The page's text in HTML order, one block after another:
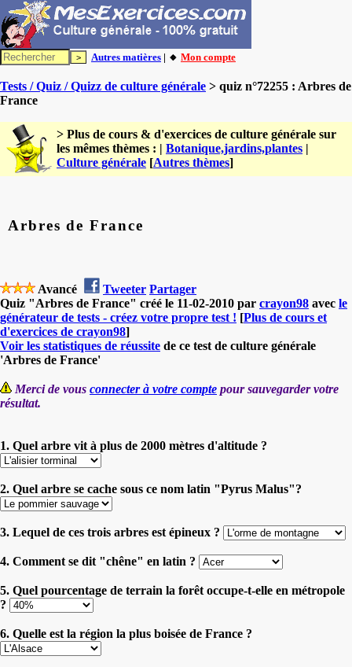
Autres matières | 🔸 Mon compte
Tests / Quiz / Quizz de culture générale > quiz n°72255 : Arbres de
France
> Plus de cours & d'exercices de culture générale sur
les mêmes thèmes : | Botanique,jardins,plantes |
Culture générale [Autres thèmes]
Arbres de France
Avancé Tweeter Partager
Quiz "Arbres de France" créé le 11-02-2010 par crayon98 avec le
générateur de tests - créez votre propre test ! [Plus de cours et
d'exercices de crayon98]
Voir les statistiques de réussite de ce test de culture générale
'Arbres de France'
Merci de vous connecter à votre compte pour sauvegarder votre
résultat.
1. Quel arbre vit à plus de 2000 mètres d'altitude ?
2. Quel arbre se cache sous ce nom latin "Pyrus Malus"?
3. Lequel de ces trois arbres est épineux ?
4. Comment se dit "chêne" en latin ?
5. Quel pourcentage de terrain la forêt occupe-t-elle en métropole
?
6. Quelle est la région la plus boisée de France ?